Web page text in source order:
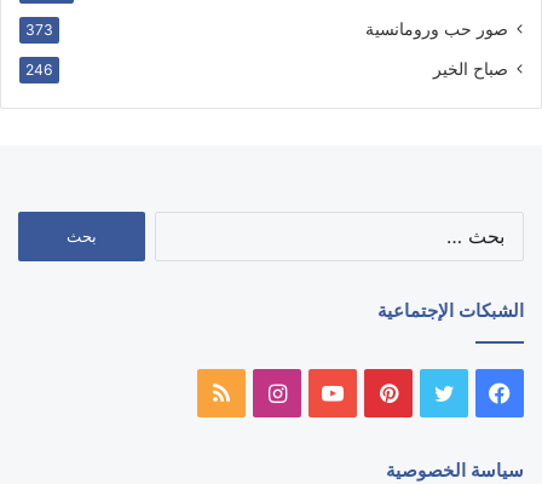
صور حب ورومانسية 373
صباح الخير 246
الشبكات الإجتماعية
فيسبوك تويتر بينتيريستيوتيوبانستقرامملخص
سياسة الخصوصية